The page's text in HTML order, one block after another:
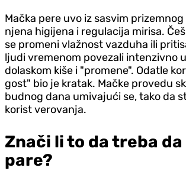
Mačka pere uvo iz sasvim
njena higijena i regulacija mirisa.
se promeni vlažnost vazduha ili
ljudi vremenom povezali intenzivno
dolaskom kiše i "promene". Odatle
gost" bio je kratak. Mačke provedu
budnog dana umivajući se, tako da
korist verovanja.
Znači li to da treba
pare?